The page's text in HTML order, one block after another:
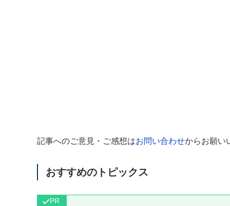
記事へのご意見・ご感想はお問い合わせからお願い
おすすめのトピックス
PR